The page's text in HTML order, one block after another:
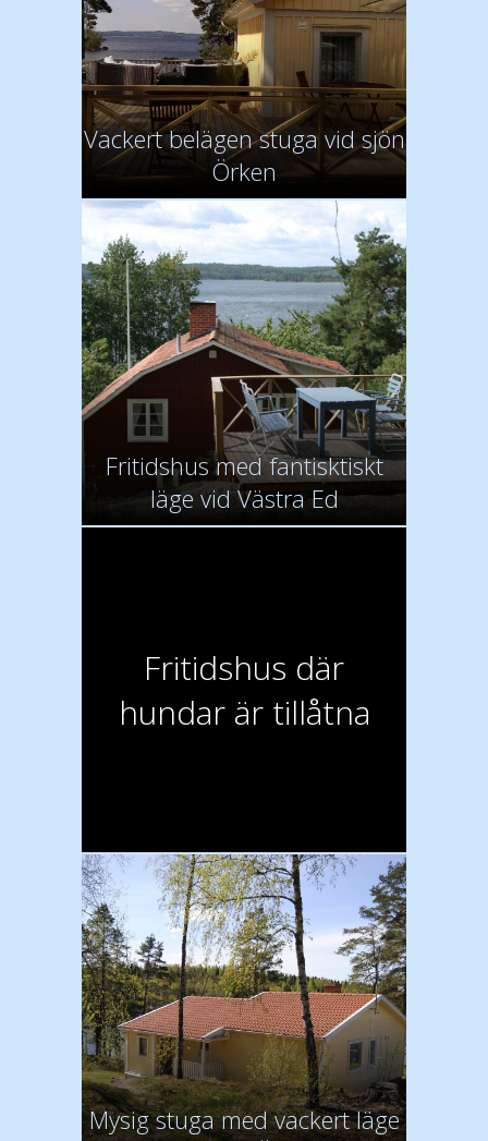
Vackert belägen stuga vid sjön
Örken
Fritidshus med fantisktiskt
läge vid Västra Ed
Fritidshus där
hundar är tillåtna
Mysig stuga med vackert läge